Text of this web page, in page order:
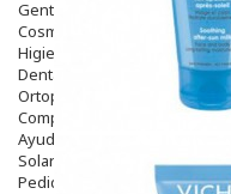
Gente Mayor
Cosmética
Higiene
Dentales
Ortopedia
Complementos Nutricionales.
Ayudas
Solares
Pedido express